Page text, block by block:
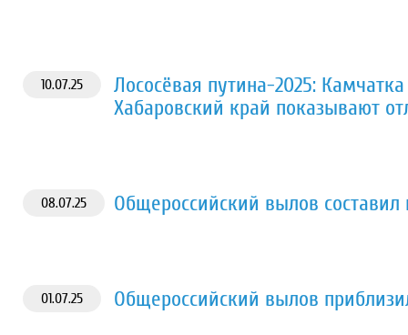
10.07.25
Лососёвая путина-2025:
Хабаровский край показывают
08.07.25 Общероссийский вылов составил
01.07.25 Общероссийский вылов